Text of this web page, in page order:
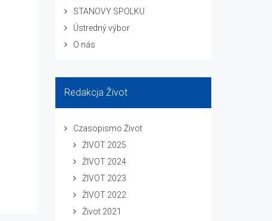
STANOVY SPOLKU
Ústredný výbor
O nás
Redakcja Život
Czasopismo Život
ŽIVOT 2025
ŽIVOT 2024
ŽIVOT 2023
ŽIVOT 2022
Život 2021